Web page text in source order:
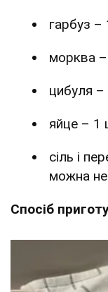
гарбуз –
морква
цибуля –
яйце – 1
сіль і
можна
Спосіб